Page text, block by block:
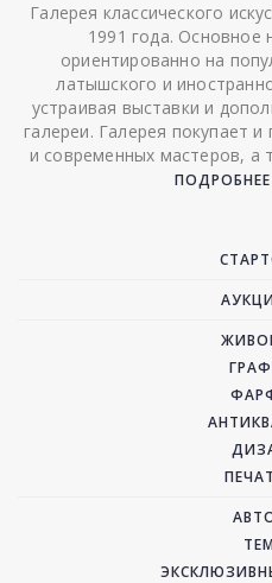
Галерея классического
1991 года. Основное
ориентированно на
латышского и
устраивая выставки и
галереи. Галерея покупает
и современных мастеров, а
ПОДРОБНЕЕ